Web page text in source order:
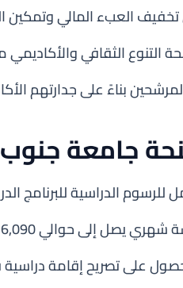
العبء المالي وتمكين
التنوع الثقافي
بناءً على جدارتهم
جامعة
للرسوم الدراسية للبرنامج
6,090 كرونة دنماركية (~800-900 دولار أمريكي).
على تصريح إقامة دراسية